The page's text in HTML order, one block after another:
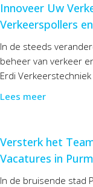
Innoveer Uw
Verkeerspollers
In de steeds
beheer van verkeer
Erdi
Lees meer
Versterk het
Vacatures in
In de bruisende stad